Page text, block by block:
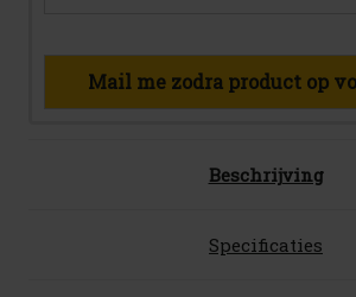
Mail me zodra product op
Beschrijving
Specificaties